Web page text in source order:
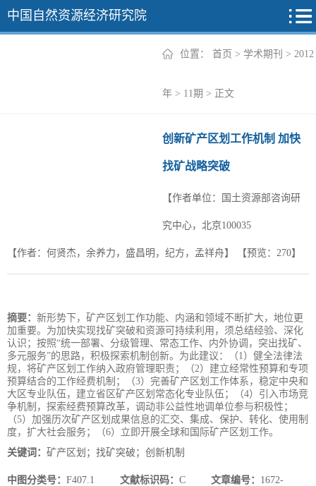
中国自然资源经济研究院
位置： 首页 > 学术期刊 > 2012
年 > 11期 > 正文
创新矿产区划工作机制 加快
找矿战略突破
【作者单位：国土资源部咨询研
究中心，北京100035
【作者：何贤杰，余养力，盛昌明，纪方，孟祥舟】 【预览： 270】
摘要： 新形势下，矿产区划工作功能、内涵和领域不断扩大，地位更
加重要。为加快实现找矿突破和资源可持续利用，须总结经验、深化
认识；按照“统一部署、分级管理、常态工作、内外协调，突出找矿、
多元服务”的思路，积极探索机制创新。为此建议：（1）健全法律法
规，将矿产区划工作纳入政府管理职责；（2）建立经常性预算和专项
预算结合的工作经费机制；（3）完善矿产区划工作体系，稳定中央和
大区专业队伍，建立省区矿产区划常态化专业队伍；（4）引入市场竞
争机制，探索经费预算改革，调动非公益性地调单位参与积极性；
（5）加强历次矿产区划成果信息的汇交、集成、保护、转化、使用制
度，扩大社会服务；（6）立即开展全球和国际矿产区划工作。
关键词： 矿产区划；找矿突破；创新机制
中图分类号： F407.1 文献标识码： C 文章编号： 1672-